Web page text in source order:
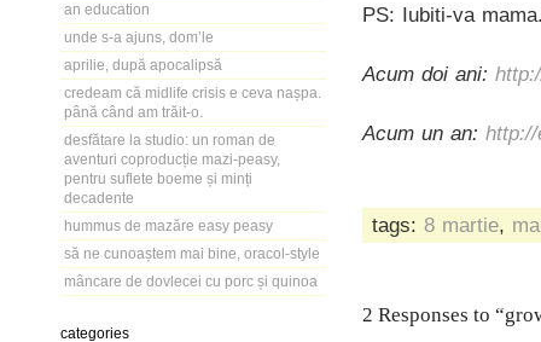
an education
unde s-a ajuns, dom’le
aprilie, după apocalipsă
credeam că midlife crisis e ceva nașpa.
până când am trăit-o.
desfătare la studio: un roman de
aventuri coproducție mazi-peasy,
pentru suflete boeme și minți
decadente
hummus de mazăre easy peasy
să ne cunoaștem mai bine, oracol-style
mâncare de dovlecei cu porc și quinoa
categories
PS: Iubiti-va
Acum doi ani:
Acum un an:
tags: 8 martie,
2 Responses to